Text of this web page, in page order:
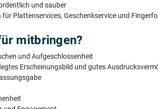
und sauber
Plattenservices, Geschenkservice und
mitbringen?
und Aufgeschlossenheit
Erscheinungsbild und gutes